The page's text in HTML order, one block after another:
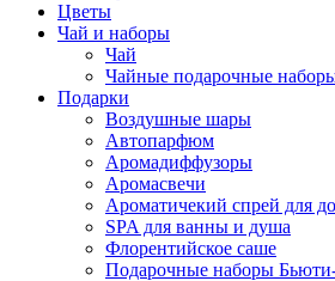
Цветы
Чай и наборы
Чай
Чайные подарочные
Подарки
Воздушные шары
Автопарфюм
Аромадиффузоры
Аромасвечи
Ароматичекий спрей для
SPA для ванны и душа
Флорентийское саше
Подарочные наборы